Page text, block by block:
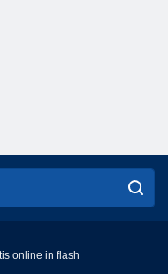
online in flash